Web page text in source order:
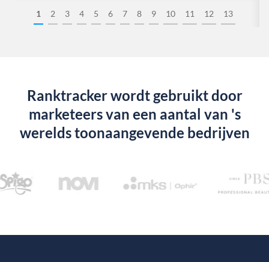
1 2 3 4 5 6 7 8 9 10 11 12 13
Ranktracker wordt gebruikt door
marketeers van een aantal van 's
werelds toonaangevende bedrijven